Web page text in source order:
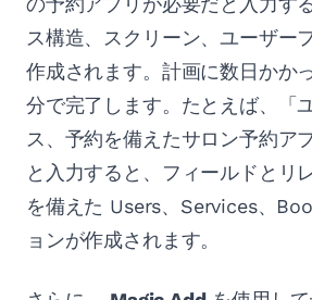
ス構造、スクリーン、ユーザー
作成されます。計画に数日かか
分で完了します。たとえば、「
ス、予約を備えたサロン予約ア
と入力すると、フィールドとリ
を備えた Users、Services、
ョンが作成されます。